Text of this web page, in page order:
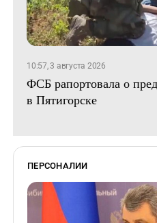
10:57, 3 августа 2026
ФСБ рапортовала о
в Пятигорске
ПЕРСОНАЛИИ